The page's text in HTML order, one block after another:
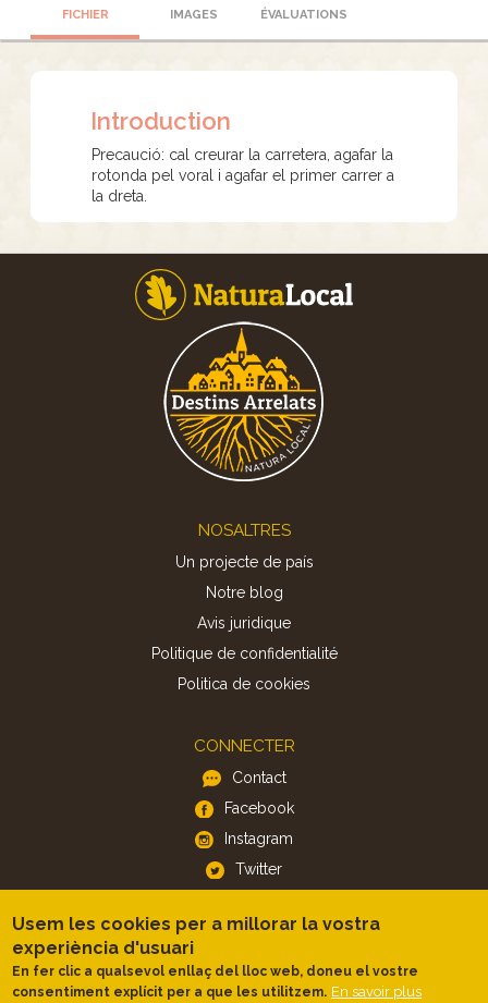
FICHIER IMAGES ÉVALUATIONS
Introduction
Precaució: cal creurar la carretera, agafar la
rotonda pel voral i agafar el primer carrer a
la dreta.
NOSALTRES
Un projecte de país
Notre blog
Avis juridique
Politique de confidentialité
Politica de cookies
CONNECTER
Contact
Facebook
Instagram
Twitter
APP
iOS
Android
Usem les cookies per a millorar la vostra
experiència d'usuari
En fer clic a qualsevol enllaç del lloc web, doneu el vostre
consentiment explícit per a que les utilitzem. En savoir plus